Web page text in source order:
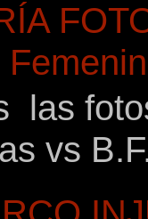
las
vs